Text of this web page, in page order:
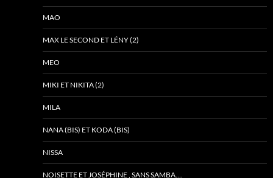
MAO
MAX LE SECOND ET LÉNY (2)
MEO
MIKI ET NIKITA (2)
MILA
NANA (BIS) ET KODA (BIS)
NISSA
NOISETTE ET JOSÉPHINE , SANS SAMBA….